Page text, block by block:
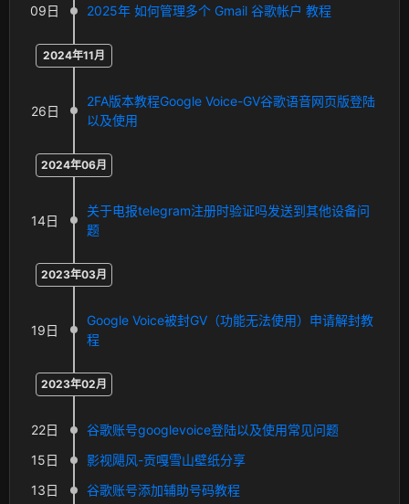
09日 2025年 如何管理多个 Gmail 谷歌帐户 教程
2024年11月
26日
2FA版本教程Google Voice-GV谷歌语音网页版登陆
以及使用
2024年06月
14日
关于电报telegram注册时验证吗发送到其他设备问
题
2023年03月
19日
Google Voice被封GV（功能无法使用）申请解封教
程
2023年02月
22日
谷歌账号googlevoice登陆以及使用常见问题
15日
影视飓风-贡嘎雪山壁纸分享
13日
谷歌账号添加辅助号码教程